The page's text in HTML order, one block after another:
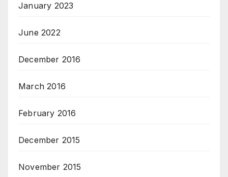
January 2023
June 2022
December 2016
March 2016
February 2016
December 2015
November 2015